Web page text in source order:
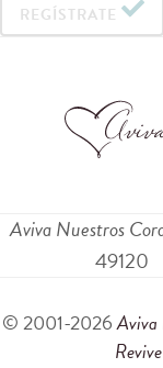
REGÍSTRATE
Aviva Nuestros
49120
© 2001-2026Aviva